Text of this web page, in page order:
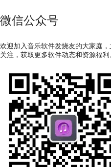
微信公众号
欢迎加入音乐软件发烧友的大家庭
关注，获取更多软件动态和资源福利